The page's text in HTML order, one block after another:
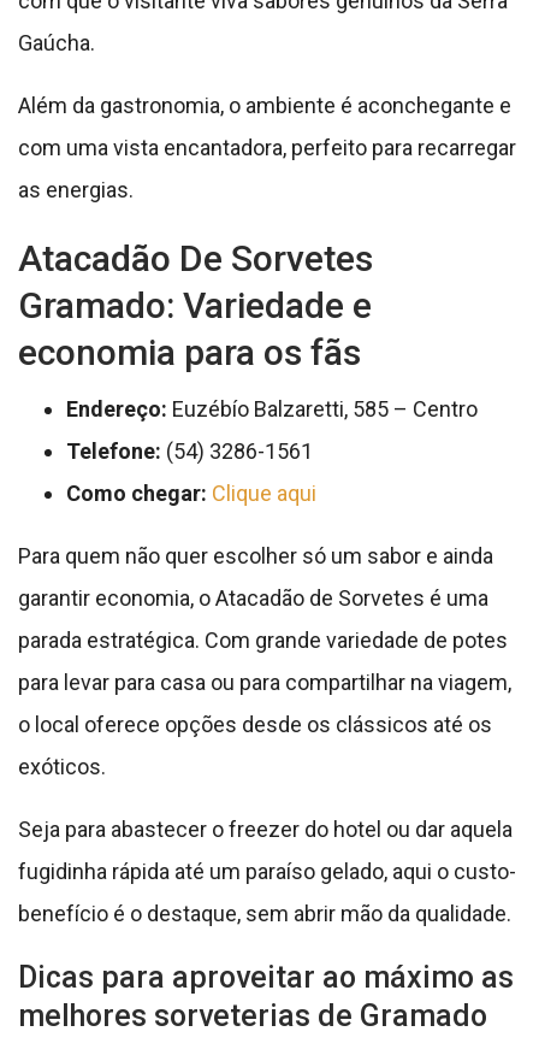
Gaúcha.
Além da gastronomia, o ambiente é aconchegante e
com uma vista encantadora, perfeito para recarregar
as energias.
Atacadão De Sorvetes
Gramado: Variedade e
economia para os fãs
Endereço: Euzébío Balzaretti, 585 – Centro
Telefone: (54) 3286-1561
Como chegar: Clique aqui
Para quem não quer escolher só um sabor e ainda
garantir economia, o Atacadão de Sorvetes é uma
parada estratégica. Com grande variedade de potes
para levar para casa ou para compartilhar na viagem,
o local oferece opções desde os clássicos até os
exóticos.
Seja para abastecer o freezer do hotel ou dar aquela
fugidinha rápida até um paraíso gelado, aqui o custo-
benefício é o destaque, sem abrir mão da qualidade.
Dicas para aproveitar ao máximo as
melhores sorveterias de Gramado